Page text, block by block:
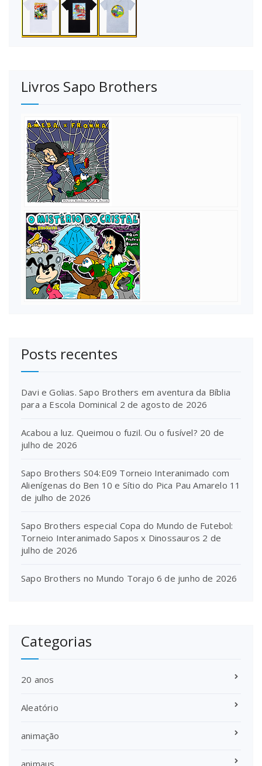
Livros Sapo Brothers
Posts recentes
Davi e Golias. Sapo Brothers em aventura da Bíblia
para a Escola Dominical 2 de agosto de 2026
Acabou a luz. Queimou o fuzil. Ou o fusível? 20 de
julho de 2026
Sapo Brothers S04:E09 Torneio Interanimado com
Alienígenas do Ben 10 e Sítio do Pica Pau Amarelo 11
de julho de 2026
Sapo Brothers especial Copa do Mundo de Futebol:
Torneio Interanimado Sapos x Dinossauros 2 de
julho de 2026
Sapo Brothers no Mundo Torajo 6 de junho de 2026
Categorias
20 anos
Aleatório
animação